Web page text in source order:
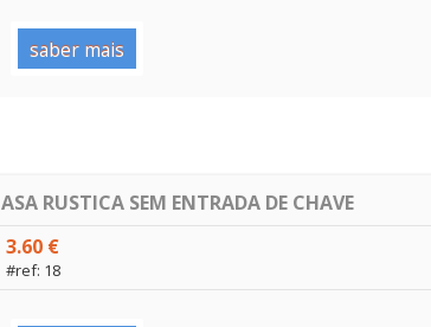
saber mais
ASA RUSTICA SEM ENTRADA DE CHAVE
3.60 €
#ref: 18